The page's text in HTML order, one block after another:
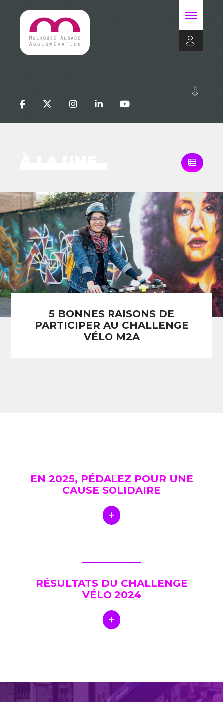
5 BONNES RAISONS DE
PARTICIPER AU CHALLENGE
VÉLO M2A
EN 2025, PÉDALEZ POUR UNE
CAUSE SOLIDAIRE
RÉSULTATS DU CHALLENGE
VÉLO 2024